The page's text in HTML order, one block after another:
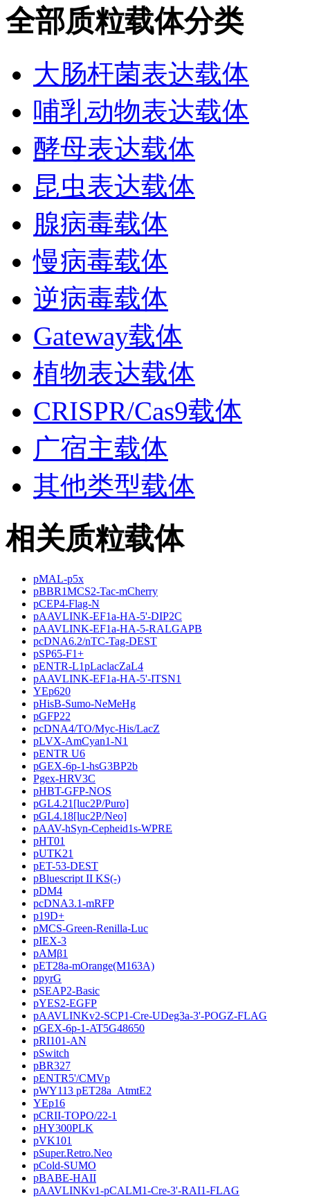
全部质粒载体分类
大肠杆菌表达载体
哺乳动物表达载体
酵母表达载体
昆虫表达载体
腺病毒载体
慢病毒载体
逆病毒载体
Gateway载体
植物表达载体
CRISPR/Cas9载体
广宿主载体
其他类型载体
相关质粒载体
pMAL-p5x
pBBR1MCS2-Tac-mCherry
pCEP4-Flag-N
pAAVLINK-EF1a-HA-5'-DIP2C
pAAVLINK-EF1a-HA-5-RALGAPB
pcDNA6.2/nTC-Tag-DEST
pSP65-F1+
pENTR-L1pLaclacZaL4
pAAVLINK-EF1a-HA-5'-ITSN1
YEp620
pHisB-Sumo-NeMeHg
pGFP22
pcDNA4/TO/Myc-His/LacZ
pLVX-AmCyan1-N1
pENTR U6
pGEX-6p-1-hsG3BP2b
Pgex-HRV3C
pHBT-GFP-NOS
pGL4.21[luc2P/Puro]
pGL4.18[luc2P/Neo]
pAAV-hSyn-Cepheid1s-WPRE
pHT01
pUTK21
pET-53-DEST
pBluescript II KS(-)
pDM4
pcDNA3.1-mRFP
p19D+
pMCS-Green-Renilla-Luc
pIEX-3
pAMβ1
pET28a-mOrange(M163A)
ppyrG
pSEAP2-Basic
pYES2-EGFP
pAAVLINKv2-SCP1-Cre-UDeg3a-3'-POGZ-FLAG
pGEX-6p-1-AT5G48650
pRI101-AN
pSwitch
pBR327
pENTR5'/CMVp
pWY113 pET28a_AtmtE2
YEp16
pCRII-TOPO/22-1
pHY300PLK
pVK101
pSuper.Retro.Neo
pCold-SUMO
pBABE-HAII
pAAVLINKv1-pCALM1-Cre-3'-RAI1-FLAG